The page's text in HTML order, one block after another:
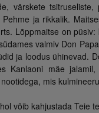
värskete
ja rikkalik.
Lõppmaitse on
valmiv Don
ja loodus ühinevad.
Kanlaoni mäe
mis
võib kahjustada Teie